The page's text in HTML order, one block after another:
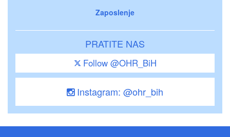
Zaposlenje
PRATITE NAS
Follow @OHR_BiH
Instagram: @ohr_bih